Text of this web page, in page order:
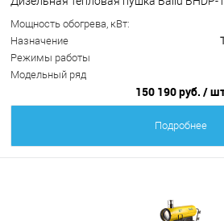
Мощность обогрева, кВт:
Назначение
Режимы работы
Модельный ряд
150 190 руб. /
Подробнее